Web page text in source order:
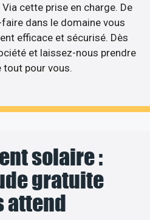
cette prise en charge. De
dans le domaine vous
efficace et sécurisé. Dès
et laissez-nous prendre
tout pour vous.
solaire :
gratuite
attend